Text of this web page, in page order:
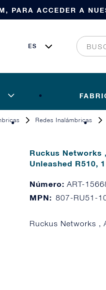
PARA ACCEDER A
Redes Inalámbricas
Ruckus Networks
Unleashed R510,
Número:ART-
MPN: 807-RU51-
Ruckus Networks ,